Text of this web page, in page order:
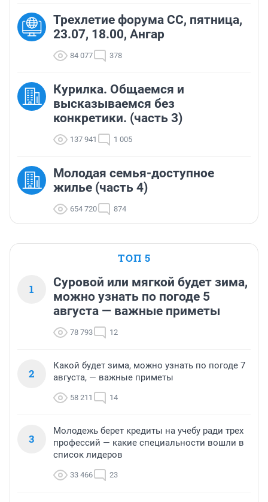
Трехлетие форума СС, пятница,
23.07, 18.00, Ангар
84 077 378
Курилка. Общаемся и
высказываемся без
конкретики. (часть 3)
137 941 1 005
Молодая семья-доступное
жилье (часть 4)
654 720 874
ТОП 5
1
Суровой или мягкой будет зима,
можно узнать по погоде 5
августа — важные приметы
78 793 12
2
Какой будет зима, можно узнать по погоде 7
августа, — важные приметы
58 211 14
3
Молодежь берет кредиты на учебу ради трех
профессий — какие специальности вошли в
список лидеров
33 466 23